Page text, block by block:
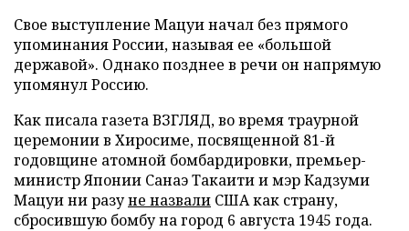
Свое выступление Мацуи начал без прямого
упоминания России, называя ее «большой
державой». Однако позднее в речи он напрямую
упомянул Россию.
Как писала газета ВЗГЛЯД, во время траурной
церемонии в Хиросиме, посвященной 81-й
годовщине атомной бомбардировки, премьер-
министр Японии Санаэ Такаити и мэр Кадзуми
Мацуи ни разуне назвали США как страну,
сбросившую бомбу на город 6 августа 1945 года.